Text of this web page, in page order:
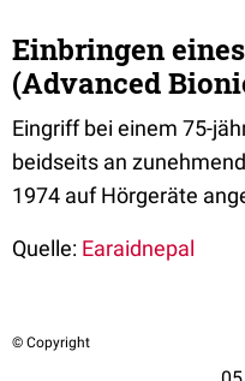
Einbringen
(Advanced
Eingriff bei einem 75-
beidseits an
1974 auf Hörgeräte
Quelle: Earaidnepal
© Copyright